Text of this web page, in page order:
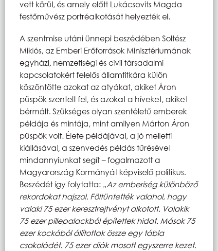
vett körül, és amely előtt Lukácsovits Magda
festőművész portréalkotását helyezték el.
A szentmise utáni ünnepi beszédében Soltész
Miklós, az Emberi Erőforrások Minisztériumának
egyházi, nemzetiségi és civil társadalmi
kapcsolatokért felelős államtitkára külön
köszöntötte azokat az atyákat, akiket Áron
püspök szentelt fel, és azokat a híveket, akiket
bérmált. Szükséges olyan szentéletű emberek
példája és mintája, mint amilyen Márton Áron
püspök volt. Élete példájával, a jó melletti
kiállásával, a szenvedés példás tűrésével
mindannyiunkat segít – fogalmazott a
Magyarország Kormányát képviselő politikus.
Beszédét így folytatta: „Az emberiség különböző
rekordokat hajszol. Föltüntették valahol, hogy
valaki 75 ezer keresztrejtvényt alkotott. Valakik
75 ezer pillepalackból építettek hidat. Mások 75
ezer kockából állítottak össze egy tábla
csokoládét. 75 ezer diák mosott egyszerre kezet.